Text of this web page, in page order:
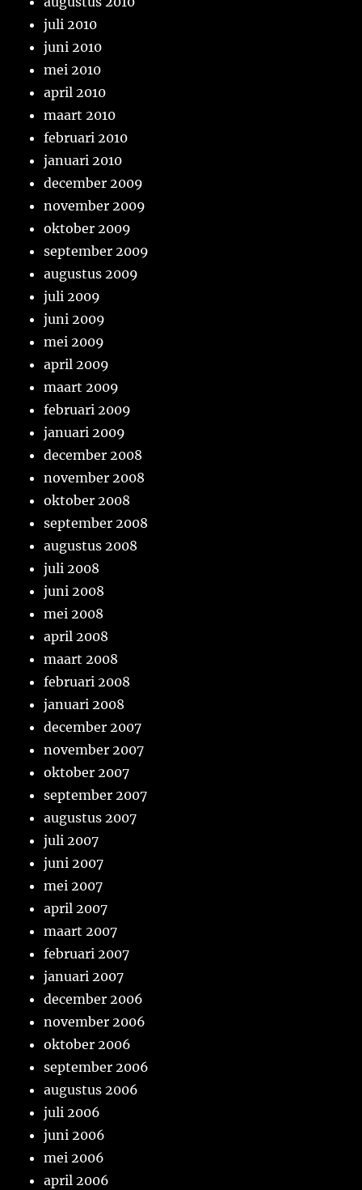
juli 2010
juni 2010
mei 2010
april 2010
maart 2010
februari 2010
januari 2010
december 2009
november 2009
oktober 2009
september 2009
augustus 2009
juli 2009
juni 2009
mei 2009
april 2009
maart 2009
februari 2009
januari 2009
december 2008
november 2008
oktober 2008
september 2008
augustus 2008
juli 2008
juni 2008
mei 2008
april 2008
maart 2008
februari 2008
januari 2008
december 2007
november 2007
oktober 2007
september 2007
augustus 2007
juli 2007
juni 2007
mei 2007
april 2007
maart 2007
februari 2007
januari 2007
december 2006
november 2006
oktober 2006
september 2006
augustus 2006
juli 2006
juni 2006
mei 2006
april 2006